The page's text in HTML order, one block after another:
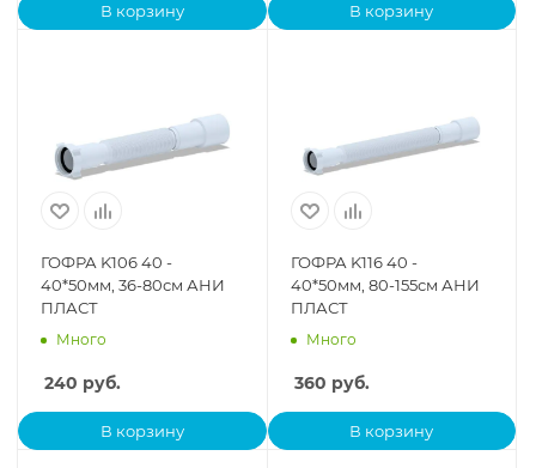
В корзину В корзину
ГОФРА K106 40 -
40*50мм, 36-80см АНИ
ПЛАСТ
Много
240 руб.
В корзину
ГОФРА K116 40 -
40*50мм, 80-155см АНИ
ПЛАСТ
Много
360 руб.
В корзину